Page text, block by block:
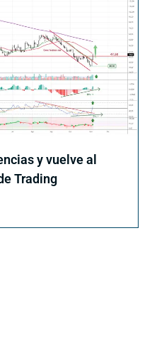
y vuelve al
Trading